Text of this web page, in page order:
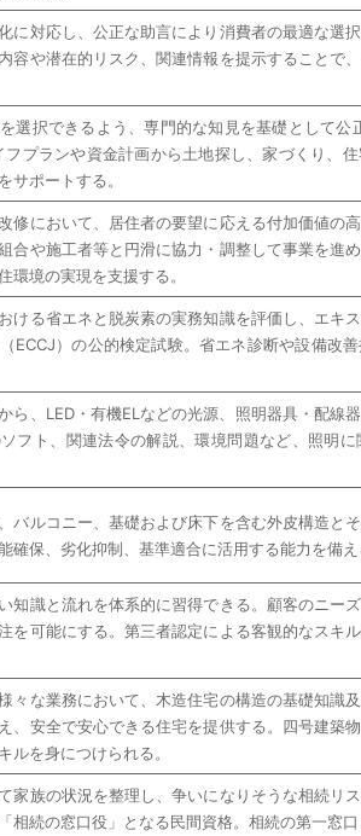
に対応し、公正な助言により消費者の最適な選
容や潜在的リスク、関連情報を提示することで
選択できるよう、専門的な知見を基礎として公
フプランや資金計画から土地探し、家づくり、
サポートする。
修において、居住者の要望に応える付加価値の
合や施工者等と円滑に協力・調整して事業を進
環境の実現を支援する。
ける省エネと脱炭素の実務知識を評価し、エキ
ECCJ）の公的検定試験。省エネ診断や設備改
ら、LED・有機ELなどの光源、照明器具・配線
フト、関連法令の解説、環境問題など、照明
バルコニー、基礎および床下を含む外皮構造と
確保、劣化抑制、基準適合に活用する能力を備え
知識と流れを体系的に習得できる。顧客のニー
を可能にする。第三者認定による客観的なスキ
々な業務において、木造住宅の構造の基礎知識
、安全で安心できる住宅を提供する。四号建築
ルを身につけられる。
家族の状況を整理し、争いになりそうな相続リ
相続の窓口役」となる民間資格。相続の第一窓口